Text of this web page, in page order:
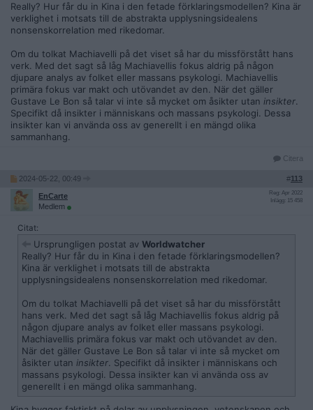
Really? Hur får du in Kina i den fetade förklaringsmodellen? Kina är
verklighet i motsats till de abstrakta upplysningsidealens
nonsenskorrelation med rikedomar.
Om du tolkat Machiavelli på det viset så har du missförstått hans
verk. Med det sagt så låg Machiavellis fokus aldrig på någon
djupare analys av folket eller massans psykologi. Machiavellis
primära fokus var makt och utövandet av den. När det gäller
Gustave Le Bon så talar vi inte så mycket om åsikter utan insikter.
Specifikt då insikter i människans och massans psykologi. Dessa
insikter kan vi använda oss av generellt i en mängd olika
sammanhang.
Citera
2024-05-22, 00:49 #113
EnCarte
Medlem
Reg: Apr 2022
Inlägg: 15 458
Citat:
Ursprungligen postat av Worldwatcher
Really? Hur får du in Kina i den fetade förklaringsmodellen?
Kina är verklighet i motsats till de abstrakta
upplysningsidealens nonsenskorrelation med rikedomar.
Om du tolkat Machiavelli på det viset så har du missförstått
hans verk. Med det sagt så låg Machiavellis fokus aldrig på
någon djupare analys av folket eller massans psykologi.
Machiavellis primära fokus var makt och utövandet av den.
När det gäller Gustave Le Bon så talar vi inte så mycket om
åsikter utan insikter . Specifikt då insikter i människans och
massans psykologi. Dessa insikter kan vi använda oss av
generellt i en mängd olika sammanhang.